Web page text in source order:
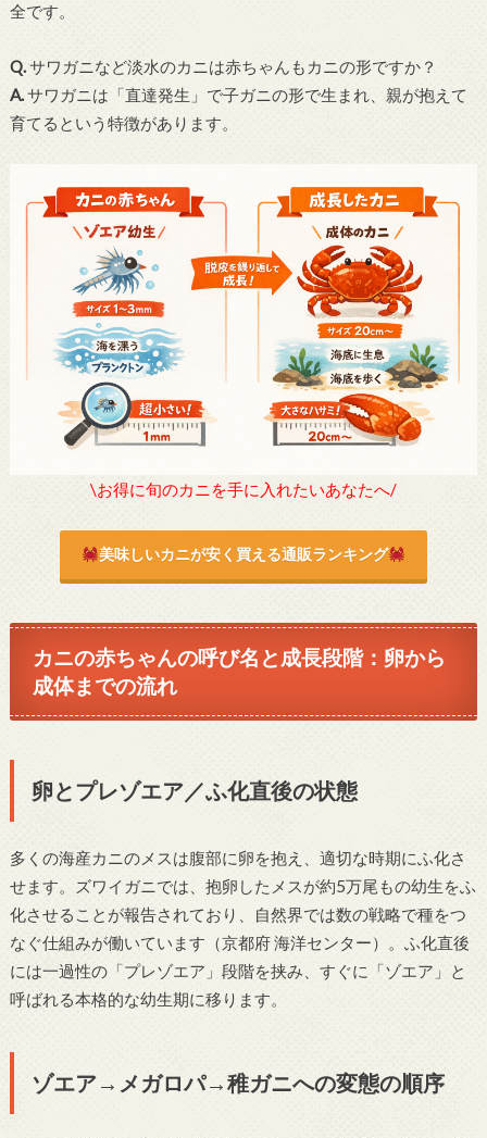
全です。
Q.サワガニなど淡水のカニは赤ちゃんもカニの形ですか？
A.サワガニは「直達発生」で子ガニの形で生まれ、親が抱えて
育てるという特徴があります。
\お得に旬のカニを手に入れたいあなたへ/
美味しいカニが安く買える通販ランキング
カニの赤ちゃんの呼び名と成長段階：卵から
成体までの流れ
卵とプレゾエア／ふ化直後の状態
多くの海産カニのメスは腹部に卵を抱え、適切な時期にふ化さ
せます。ズワイガニでは、抱卵したメスが約5万尾もの幼生をふ
化させることが報告されており、自然界では数の戦略で種をつ
なぐ仕組みが働いています（京都府 海洋センター）。ふ化直後
には一過性の「プレゾエア」段階を挟み、すぐに「ゾエア」と
呼ばれる本格的な幼生期に移ります。
ゾエア→メガロパ→稚ガニへの変態の順序